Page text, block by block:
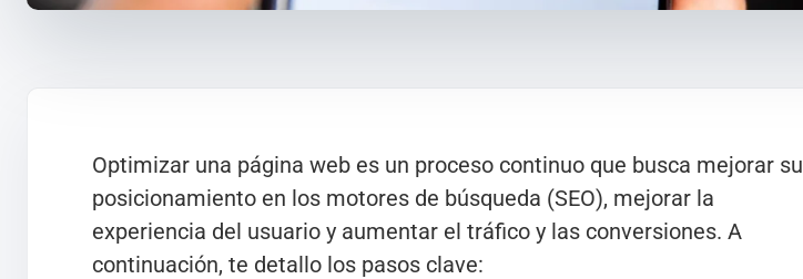
Optimizar una página web es un proceso continuo que busca mejorar su
posicionamiento en los motores de búsqueda (SEO), mejorar la
experiencia del usuario y aumentar el tráfico y las conversiones. A
continuación, te detallo los pasos clave: